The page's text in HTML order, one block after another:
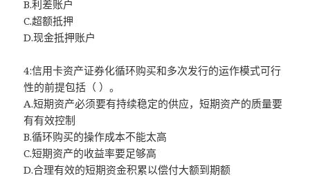
B.利差账户
C.超额抵押
D.现金抵押账户
4:信用卡资产证券化循环购买和多次发行的运作模式可行
性的前提包括（ ）。
A.短期资产必须要有持续稳定的供应，短期资产的质量要
有有效控制
B.循环购买的操作成本不能太高
C.短期资产的收益率要足够高
D.合理有效的短期资金积累以偿付大额到期额